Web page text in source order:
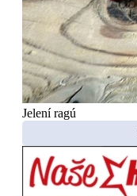
Jelení ragú